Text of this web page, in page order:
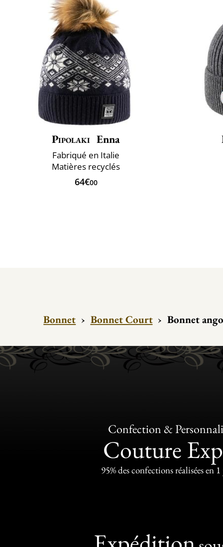
Pipolaki Enna
Fabriqué en Italie
Matières recyclés
64€00
Bonnet › Bonnet Court › Bonnet
Confection &
Couture
95% des confections réalisées en